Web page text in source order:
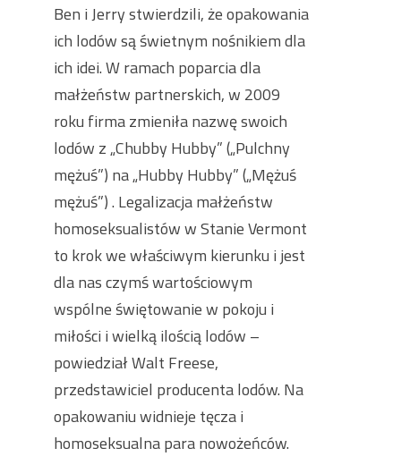
Ben i Jerry stwierdzili, że opakowania
ich lodów są świetnym nośnikiem dla
ich idei. W ramach poparcia dla
małżeństw partnerskich, w 2009
roku firma zmieniła nazwę swoich
lodów z „Chubby Hubby” („Pulchny
mężuś”) na „Hubby Hubby” („Mężuś
mężuś”) . Legalizacja małżeństw
homoseksualistów w Stanie Vermont
to krok we właściwym kierunku i jest
dla nas czymś wartościowym
wspólne świętowanie w pokoju i
miłości i wielką ilością lodów –
powiedział Walt Freese,
przedstawiciel producenta lodów. Na
opakowaniu widnieje tęcza i
homoseksualna para nowożeńców.